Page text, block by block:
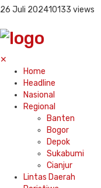
26 Juli 202410133 views
✕
Home
Headline
Nasional
Regional
Banten
Bogor
Depok
Sukabumi
Cianjur
Lintas Daerah